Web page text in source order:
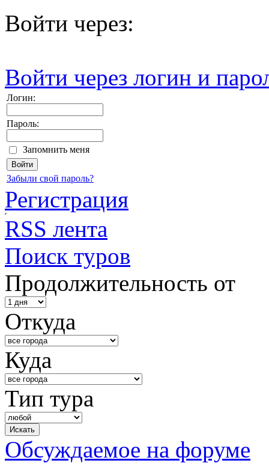
Войти через:
Войти через логин и
Логин:
Пароль:
Запомнить меня
Забыли свой пароль?
Регистрация
RSS лента
Поиск туров
Продолжительность от
Откуда
Куда
Тип тура
Обсуждаемое на форуме